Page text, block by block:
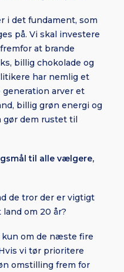
i det fundament, som
på. Vi skal investere
at brande
billig chokolade og
har nemlig et
arver et
billig grøn energi og
gør dem rustet til
til alle vælgere,
de tror der er vigtigt
om 20 år?
om de næste fire
vi tør prioritere
omstilling frem for